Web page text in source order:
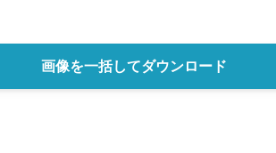
画像を一括してダウンロード